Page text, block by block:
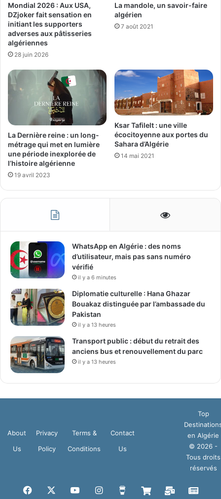
Mondial 2026 : Aux USA,
DZjoker fait sensation en
initiant les supporters
adverses aux pâtisseries
algériennes
28 juin 2026
La mandole, un savoir-faire
algérien
7 août 2021
La Dernière reine : un long-
métrage qui met en lumière
une période inexplorée de
l’histoire algérienne
19 avril 2023
Ksar Tafilelt : une ville
écocitoyenne aux portes du
Sahara d’Algérie
14 mai 2021
WhatsApp en Algérie : des noms
d’utilisateur, mais pas sans numéro
vérifié
il y a 6 minutes
Diplomatie culturelle : Hana Ghazar
Bouakaz distinguée par l’ambassade du
Pakistan
il y a 13 heures
Transport public : début du retrait des
anciens bus et renouvellement du parc
il y a 13 heures
About
Us
Privacy
Policy
Terms &
Conditions
Contact
Us
Top
en Algérie
© 2026 -
Tous droits
réservés
Facebook YouTubeInstagram
Buy BoutiqueMail